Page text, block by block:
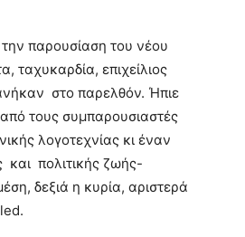
ΤΕΧΝΕΣ
παρουσίαση του νέου
ταχυκαρδία, επιχείλιος
στο παρελθόν. Ήπιε
τους συμπαρουσιαστές
λογοτεχνίας κι έναν
και πολιτικής ζωής-
δεξιά η κυρία, αριστερά